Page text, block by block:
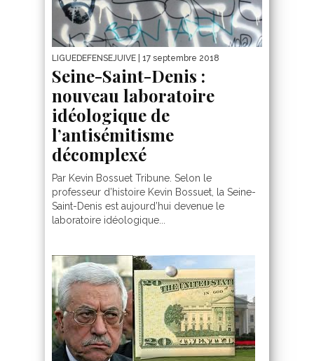
LIGUEDEFENSEJUIVE | 17 septembre 2018
Seine-Saint-Denis :
nouveau laboratoire
idéologique de
l’antisémitisme
décomplexé
Par Kevin Bossuet Tribune. Selon le
professeur d’histoire Kevin Bossuet, la Seine-
Saint-Denis est aujourd’hui devenue le
laboratoire idéologique...